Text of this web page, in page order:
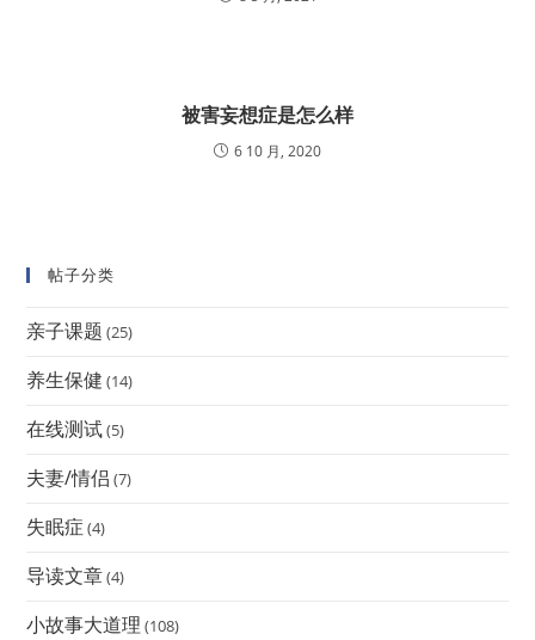
被害妄想症是怎么样
6 10 月, 2020
帖子分类
亲子课题 (25)
养生保健 (14)
在线测试(5)
夫妻/情侣 (7)
失眠症 (4)
导读文章(4)
小故事大道理 (108)